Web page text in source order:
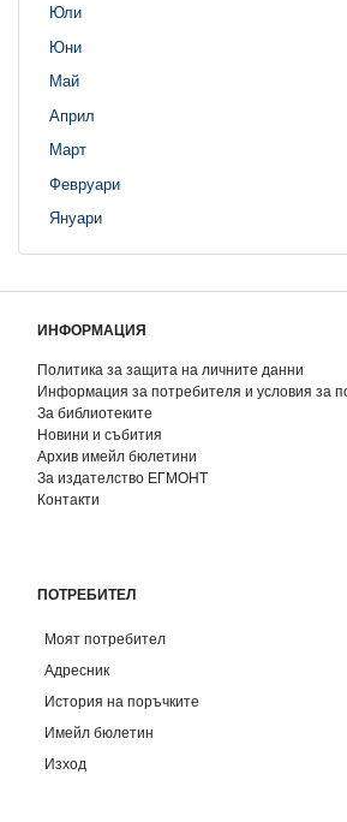
Юли
Юни
Май
Април
Март
Февруари
Януари
ИНФОРМАЦИЯ
Политика за защита на личните данни
Информация за потребителя и условия за
За библиотеките
Новини и събития
Архив имейл бюлетини
За издателство ЕГМОНТ
Контакти
ПОТРЕБИТЕЛ
Моят потребител
Адресник
История на поръчките
Имейл бюлетин
Изход